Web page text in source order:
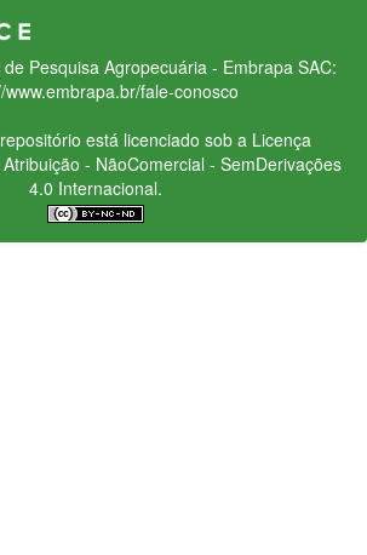
Pesquisa Agropecuária - Embrapa SAC:
www.embrapa.br/fale-conosco
está licenciado sob a Licença
- NãoComercial - SemDerivações
4.0 Internacional.